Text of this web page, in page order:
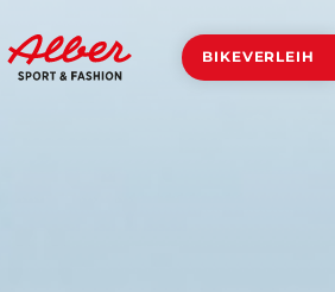
BIKEVERLEIH